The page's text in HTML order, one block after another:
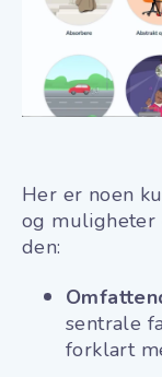
Her er noen
og muligheter
den:
sentrale
forklart